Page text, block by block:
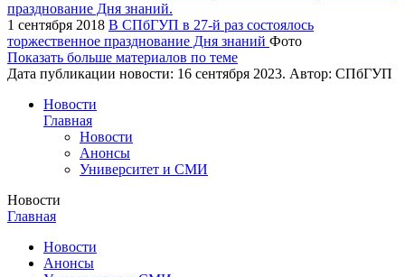
1 сентября 2018 В СПбГУП в 27-й раз состоялось
торжественное празднование Дня знаний Фото
Показать больше материалов по теме
Дата публикации новости: 16 сентября 2023. Автор: СПбГУП
Новости
Главная
Новости
Анонсы
Университет и СМИ
Новости
Главная
Новости
Анонсы